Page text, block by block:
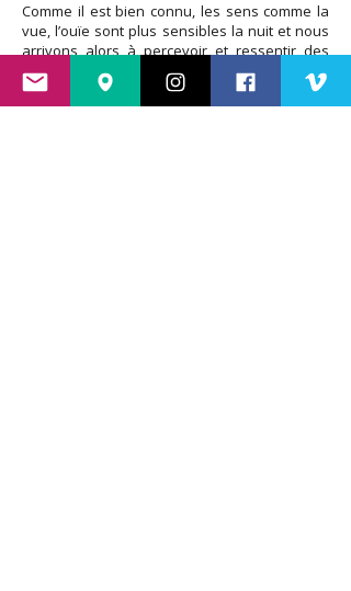
Comme il est bien connu, les sens comme la
vue, l’ouïe sont plus sensibles la nuit et nous
arrivons alors à percevoir et ressentir des
émotions uniques. Au-delà du rendu des
clichés, la nuit nous apporte réflexion, nous
aide à prendre conscience de la beauté de ce